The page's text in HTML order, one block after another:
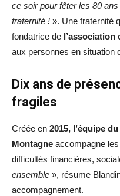
ce soir pour fêter les 80
fraternité ! ». Une fraternité
fondatrice de l’association
aux personnes en situation
Dix ans de
fragiles
Créée en 2015, l’équipe
Montagne accompagne
difficultés financières,
ensemble », résume
accompagnement.